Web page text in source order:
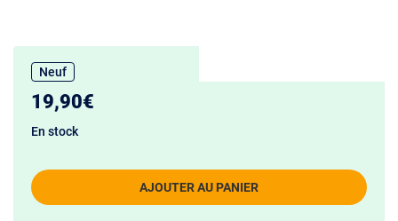
Neuf
19,90€
AJOUTER AU PANIER
En stock